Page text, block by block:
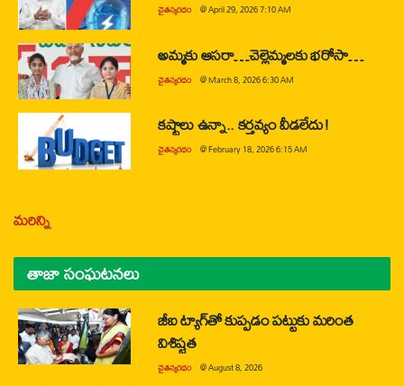
చైతన్యరధం @April 29, 2026 7:10 AM
అమ్మకు ఆసరా…చెల్లెమ్మలకు భరోసా…
చైతన్యరధం @March 8, 2026 6:30 AM
కష్టాలు ఉన్నా.. కర్తవ్యం వీడలేదు!
చైతన్యరధం @February 18, 2026 6:15 AM
మరిన్ని
తాజా సంఘటనలు
జీఐ ట్యాగ్‌తో కుప్పడం పట్టుకు మరింత
విశిష్టత
చైతన్యరధం @August 8, 2026